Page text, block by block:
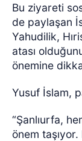
Bu ziyareti
de paylaşan
Yahudilik,
atası
önemine
Yusuf İslam,
“Şanlıurfa,
önem